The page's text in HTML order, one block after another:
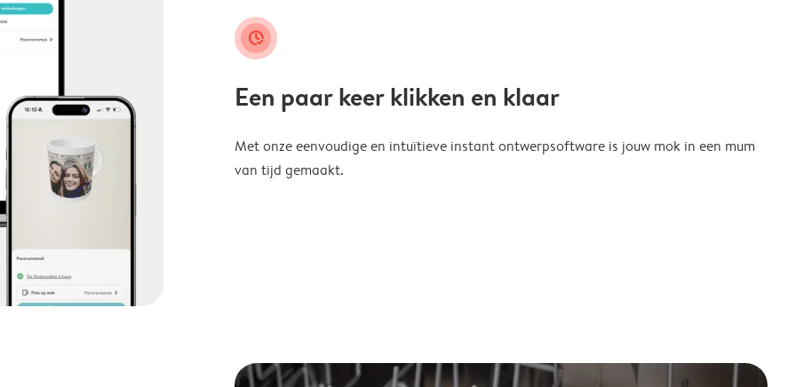
clock_check
Een paar keer klikken en klaar
Met onze eenvoudige en intuïtieve instant ontwerpsoftware is jouw mok in een mum
van tijd gemaakt.